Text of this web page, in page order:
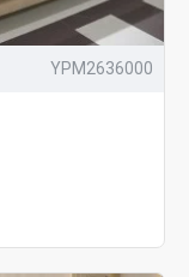
YPM2636000